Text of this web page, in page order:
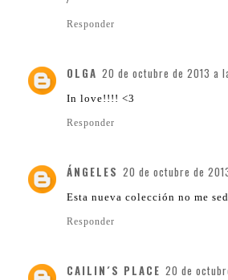
Responder
OLGA 20 de octubre de 2013 a
In love!!!! <3
Responder
ÁNGELES 20 de octubre de
Esta nueva colección no me
Responder
CAILIN´S PLACE 20 de